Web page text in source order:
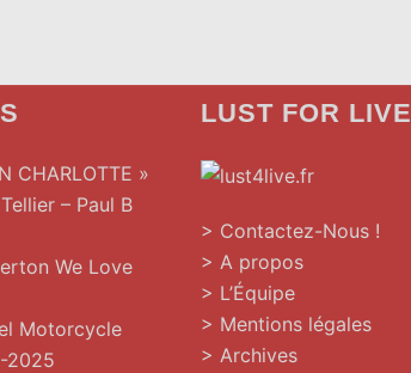
CHARLOTTE »
– Paul B
We Love
Motorcycle
2025
LUST FOR LIVE
> Contactez-Nous !
> A propos
> L’Équipe
> Mentions légales
> Archives